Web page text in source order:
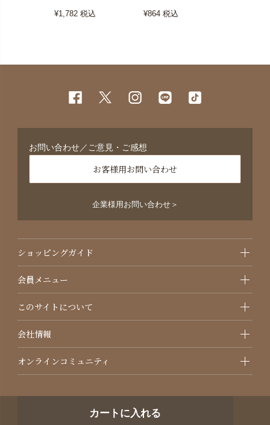
カートに入れる
¥1,782税込 ¥864税込
お問い合わせ／ご意見・ご感想
お客様用お問い合わせ
企業様用お問い合わせ＞
ショッピングガイド
会員メニュー
このサイトについて
会社情報
オンラインコミュニティ
©2021 国産オーガニック化粧品・サプリメントのAMRITARA